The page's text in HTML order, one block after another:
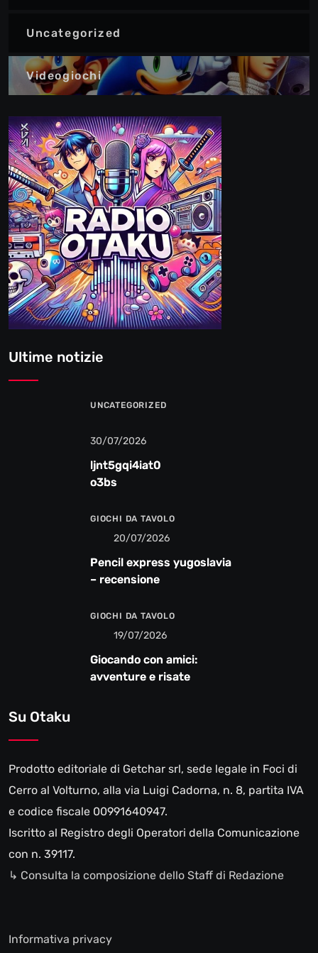
Uncategorized
Videogiochi
Ultime notizie
UNCATEGORIZED
30/07/2026
ljnt5gqi4iat0
o3bs
GIOCHI DA TAVOLO
20/07/2026
Pencil express yugoslavia
– recensione
GIOCHI DA TAVOLO
19/07/2026
Giocando con amici:
avventure e risate
Su Otaku
Prodotto editoriale di Getchar srl, sede legale in Foci di
Cerro al Volturno, alla via Luigi Cadorna, n. 8, partita IVA
e codice fiscale 00991640947.
Iscritto al Registro degli Operatori della Comunicazione
con n. 39117.
↳ Consulta la composizione dello Staff di Redazione
Informativa privacy